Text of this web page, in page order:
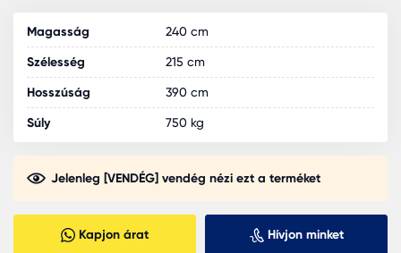
Magasság 240 cm
Szélesség 215 cm
Hosszúság 390 cm
Súly 750 kg
Jelenleg [VENDÉG] vendég nézi ezt a terméket
Kapjon árat Hívjon minket